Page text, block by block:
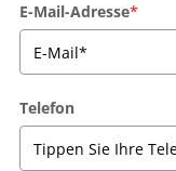
E-Mail-Adresse*
Telefon